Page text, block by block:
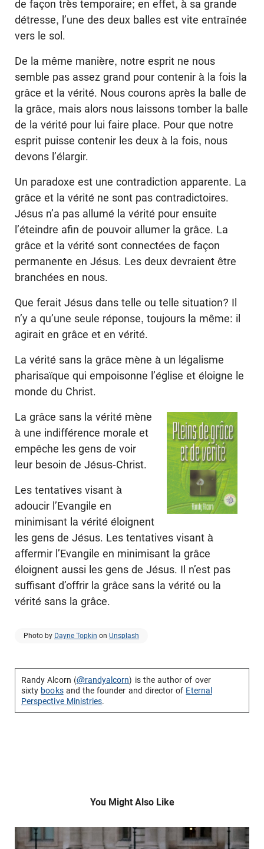
de façon très temporaire; en effet, à sa grande
détresse, l’une des deux balles est vite entraînée
vers le sol.
De la même manière, notre esprit ne nous
semble pas assez grand pour contenir à la fois la
grâce et la vérité. Nous courons après la balle de
la grâce, mais alors nous laissons tomber la balle
de la vérité pour lui faire place. Pour que notre
esprit puisse contenir les deux à la fois, nous
devons l’élargir.
Un paradoxe est une contradiction apparente. La
grâce et la vérité ne sont pas contradictoires.
Jésus n’a pas allumé la vérité pour ensuite
l’éteindre afin de pouvoir allumer la grâce. La
grâce et la vérité sont connectées de façon
permanente en Jésus. Les deux devraient être
branchées en nous.
Que ferait Jésus dans telle ou telle situation? Il
n’y a qu’une seule réponse, toujours la même: il
agirait en grâce et en vérité.
La vérité sans la grâce mène à un légalisme
pharisaïque qui empoisonne l’église et éloigne le
monde du Christ.
La grâce sans la vérité mène
à une indifférence morale et
empêche les gens de voir
leur besoin de Jésus-Christ.
Les tentatives visant à
adoucir l’Evangile en
minimisant la vérité éloignent
les gens de Jésus. Les tentatives visant à
affermir l’Evangile en minimisant la grâce
éloignent aussi les gens de Jésus. Il n’est pas
suffisant d’offrir la grâce sans la vérité ou la
vérité sans la grâce.
Photo by Dayne Topkin on Unsplash
Randy Alcorn (@randyalcorn) is the author of over
sixty booksand the founder and director of Eternal
Perspective Ministries.
You Might Also Like